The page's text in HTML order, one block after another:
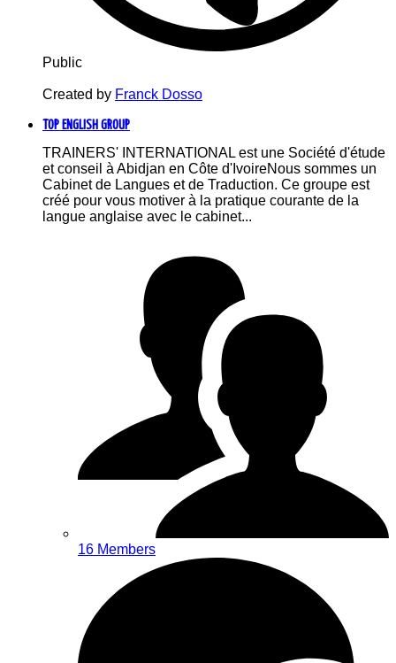
Public
Created by Franck Dosso
TOP ENGLISH GROUP
TRAINERS' INTERNATIONAL est une Société d'étude
et conseil à Abidjan en Côte d'IvoireNous sommes un
Cabinet de Langues et de Traduction. Ce groupe est
créé pour vous motiver à la pratique courante de la
langue anglaise avec le cabinet...
16 Members